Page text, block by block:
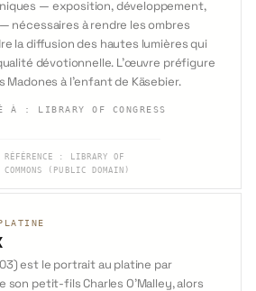
— exposition, développement,
nécessaires à rendre les ombres
la diffusion des hautes lumières qui
dévotionnelle. L'œuvre préfigure
Madones à l'enfant de Käsebier.
À : LIBRARY OF CONGRESS
:
LIBRARY OF
(PUBLIC DOMAIN)
est le portrait au platine par
son petit-fils Charles O'Malley, alors